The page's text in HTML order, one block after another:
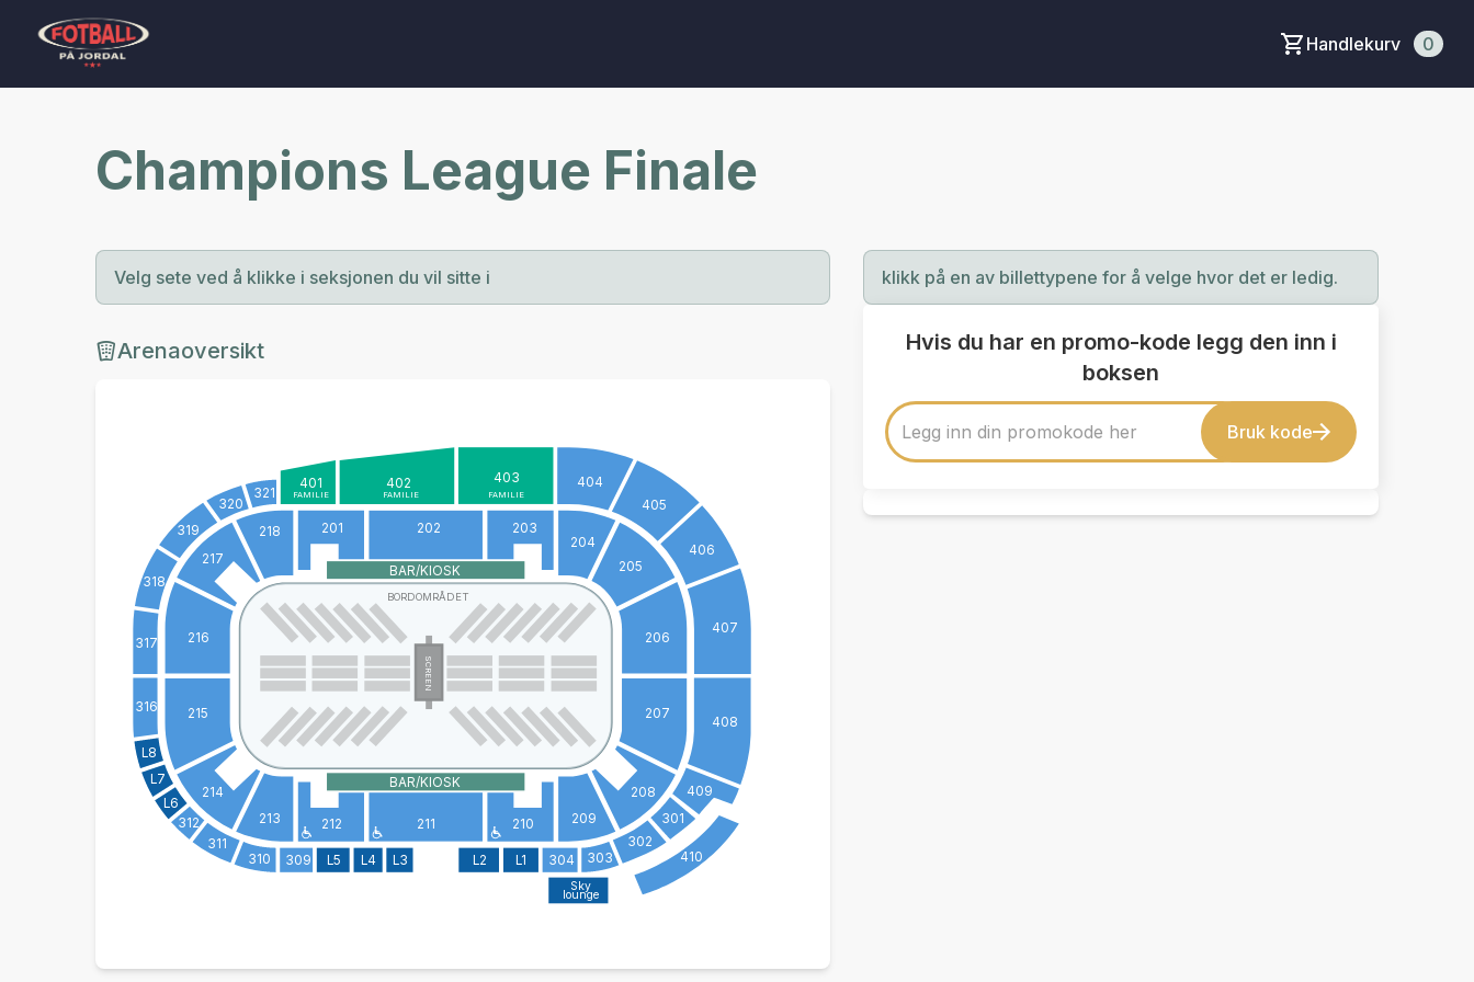
Handlekurv 0
Champions League Finale
Velg sete ved å klikke i seksjonen du vil sitte i
Arenaoversikt
SCREEN
BORDOMRÅDET
301
302
303
304
L1
L2
L3
L4
L5
309
310
311
312
L6
L7
L8
316
317
318
319
320
321
Sky
lounge
401 402 403
404
405
406
407
408
409
410
FAMILIE FAMILIE
FAMILIE
201 202
203
204
205
206
207
208
209
210
211
212
213
214
215
216
217
218
BAR/KIOSK
BAR/KIOSK
klikk på en av billettypene for å velge hvor det er ledig.
Hvis du har en promo-kode legg den inn i
boksen
Bruk kode